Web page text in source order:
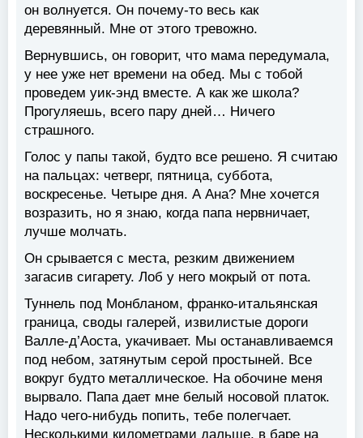
он волнуется. Он почему-то весь как
деревянный. Мне от этого тревожно.
Вернувшись, он говорит, что мама передумала,
у нее уже нет времени на обед. Мы с тобой
проведем уик-энд вместе. А как же школа?
Прогуляешь, всего пару дней… Ничего
страшного.
Голос у папы такой, будто все решено. Я считаю
на пальцах: четверг, пятница, суббота,
воскресенье. Четыре дня. А Ана? Мне хочется
возразить, но я знаю, когда папа нервничает,
лучше молчать.
Он срывается с места, резким движением
загасив сигарету. Лоб у него мокрый от пота.
Туннель под Монбланом, франко-итальянская
граница, своды галерей, извилистые дороги
Валле-д’Аоста, укачивает. Мы останавливаемся
под небом, затянутым серой простыней. Все
вокруг будто металлическое. На обочине меня
вырвало. Папа дает мне белый носовой платок.
Надо чего-нибудь попить, тебе полегчает.
Несколькими километрами дальше, в баре на